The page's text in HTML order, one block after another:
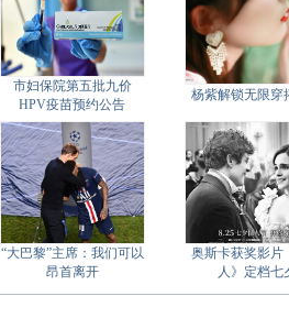
市妇保院第五批九价
HPV疫苗预约公告
杨紫解锁无限穿
“大巴黎”主席：我们可以
昂首离开
奥斯卡获奖影片
人》定档七